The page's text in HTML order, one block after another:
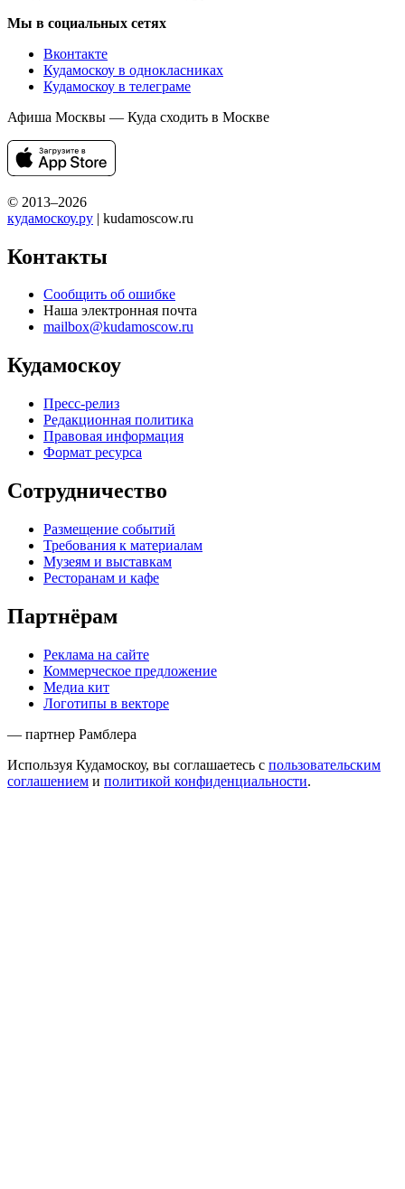
Мы в социальных сетях
Вконтакте
Кудамоскоу в однокласниках
Кудамоскоу в телеграме
Афиша Москвы — Куда сходить в Москве
© 2013–2026
кудамоскоу.ру | kudamoscow.ru
Контакты
Сообщить об ошибке
Наша электронная почта
mailbox@kudamoscow.ru
Кудамоскоу
Пресс-релиз
Редакционная политика
Правовая информация
Формат ресурса
Сотрудничество
Размещение событий
Требования к материалам
Музеям и выставкам
Ресторанам и кафе
Партнёрам
Реклама на сайте
Коммерческое предложение
Медиа кит
Логотипы в векторе
— партнер Рамблера
Используя Кудамоскоу, вы соглашаетесь с пользовательским
соглашением и политикой конфиденциальности.